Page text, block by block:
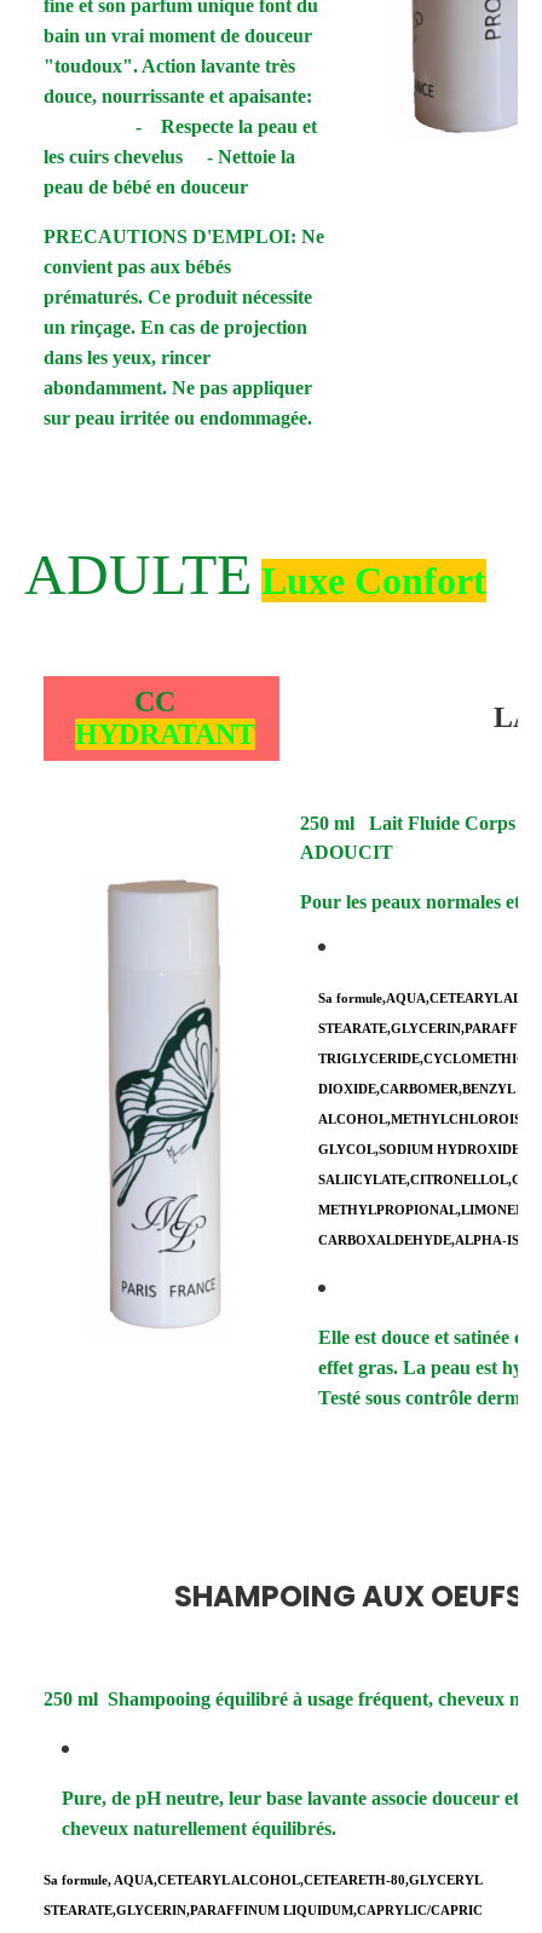
fine et son parfum unique font du
bain un vrai moment de douceur
"toudoux". Action lavante très
douce, nourrissante et apaisante:
- Respecte la peau et
les cuirs chevelus - Nettoie la
peau de bébé en douceur
PRECAUTIONS D'EMPLOI: Ne
convient pas aux bébés
prématurés. Ce produit nécessite
un rinçage. En cas de projection
dans les yeux, rincer
abondamment. Ne pas appliquer
sur peau irritée ou endommagée.
ADULTE Luxe Confort
CC
HYDRATANT
250 ml Lait Fluide Corps
ADOUCIT
Pour les peaux normales et
Sa formule,AQUA,CETEARYL
DIOXIDE,CARBOMER,BENZYL
GLYCOL,SODIUM
CARBOXALDEHYDE,ALPHA-
Elle est douce et satinée
effet gras. La peau est
Testé sous contrôle
SHAMPOING AUX OEUFS
250 ml Shampooing équilibré à usage fréquent, cheveux
Pure, de pH neutre, leur base lavante associe douceur et
cheveux naturellement équilibrés.
Sa formule, AQUA,CETEARYL ALCOHOL,CETEARETH-80,GLYCERYL
STEARATE,GLYCERIN,PARAFFINUM LIQUIDUM,CAPRYLIC/CAPRIC